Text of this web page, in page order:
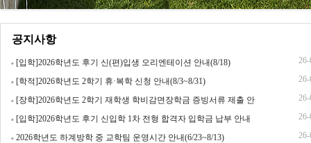
공지사항
[입학]2026학년도 후기 신(편)입생 오리엔테이션 안내(8/18)
[학적]2026학년도 2학기 휴·복학 신청 안내(8/3~8/31)
[장학]2026학년도 2학기 재학생 학비감면장학금 증빙서류 제출 안
내(7/6~7/24)
[입학]2026학년도 후기 신입학 1차 전형 합격자 입학금 납부 안내
(7/1~7/10)
2026학년도 하계방학 중 교학팀 운영시간 안내(6/23~8/13)